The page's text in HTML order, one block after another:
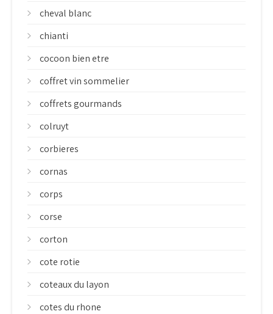
cheval blanc
chianti
cocoon bien etre
coffret vin sommelier
coffrets gourmands
colruyt
corbieres
cornas
corps
corse
corton
cote rotie
coteaux du layon
cotes du rhone